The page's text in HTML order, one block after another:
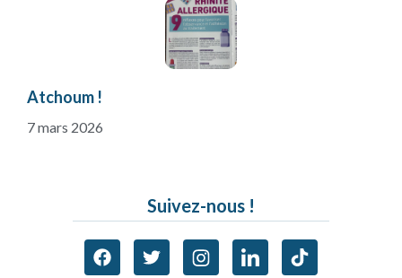
Atchoum !
7 mars 2026
Suivez-nous !